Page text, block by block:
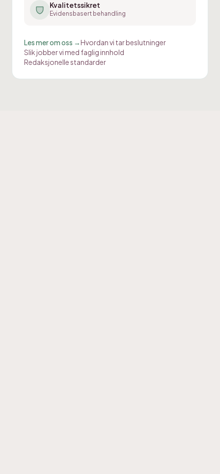
Kvalitetssikret
Evidensbasert behandling
Les mer om oss →Hvordan vi tar beslutninger
Slik jobber vi med faglig innhold
Redaksjonelle standarder